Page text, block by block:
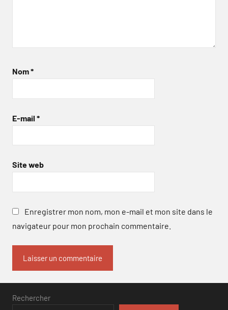
Nom*
E-mail *
Site web
Enregistrer mon nom, mon e-mail et mon site dans le
navigateur pour mon prochain commentaire.
Rechercher